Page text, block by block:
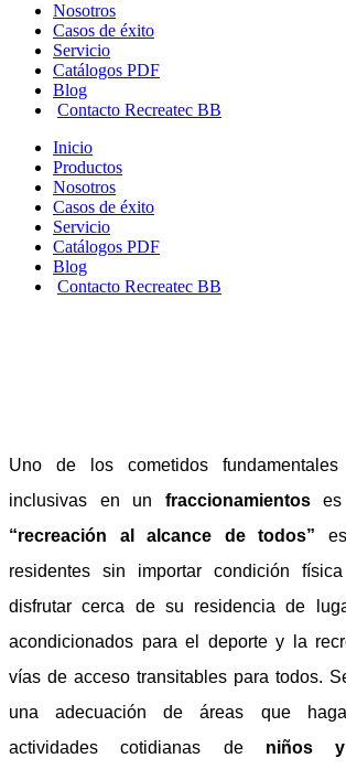
Nosotros
Casos de éxito
Servicio
Catálogos PDF
Blog
Contacto Recreatec BB
Inicio
Productos
Nosotros
Casos de éxito
Servicio
Catálogos PDF
Blog
Contacto Recreatec BB
Uno de los cometidos
inclusivas en un fraccionamientoses
“recreación al alcance de todos”
residentes sin importar condición
disfrutar cerca de su residencia de
acondicionados para el deporte y la
vías de acceso transitables para todos.
una adecuación de áreas que
actividades cotidianas de niños